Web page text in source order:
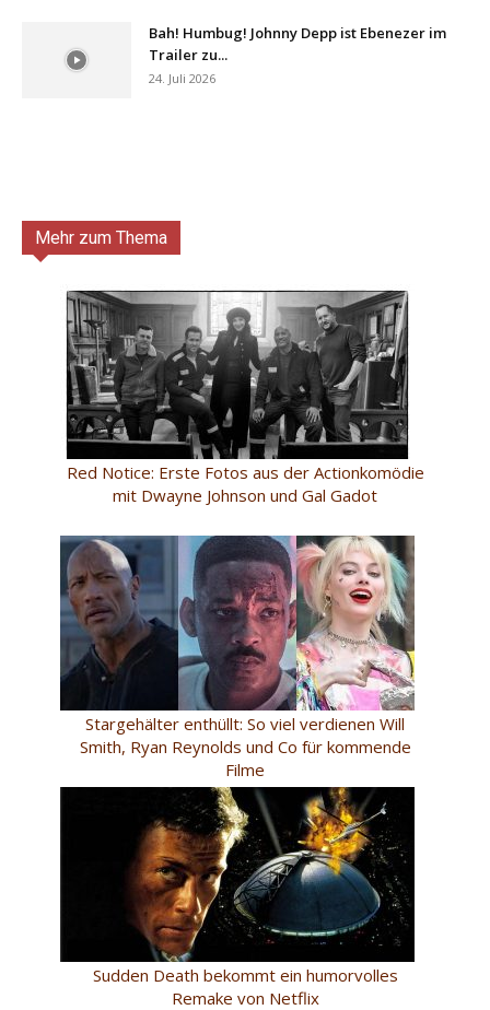
Bah! Humbug! Johnny Depp ist Ebenezer im
Trailer zu...
24. Juli 2026
Mehr zum Thema
Red Notice: Erste Fotos aus der Actionkomödie
mit Dwayne Johnson und Gal Gadot
Stargehälter enthüllt: So viel verdienen Will
Smith, Ryan Reynolds und Co für kommende
Filme
Sudden Death bekommt ein humorvolles
Remake von Netflix